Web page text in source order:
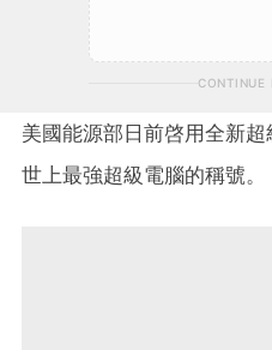
CONTINUE
美國能源部日前啓用全新
世上最強超級電腦的稱號。